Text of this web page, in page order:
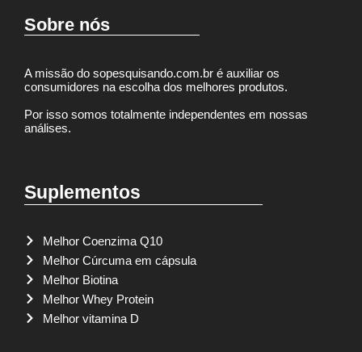
Sobre nós
A missão do sopesquisando.com.br é auxiliar os
consumidores na escolha dos melhores produtos.
Por isso somos totalmente independentes em nossas
análises.
Suplementos
Melhor Coenzima Q10
Melhor Cúrcuma em cápsula
Melhor Biotina
Melhor Whey Protein
Melhor vitamina D